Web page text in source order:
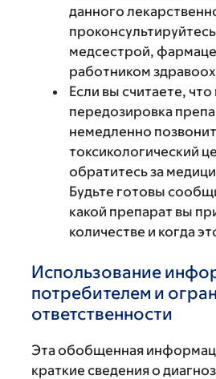
данного
медсестрой,
работником
Если вы считаете,
передозировка
немедленно
токсикологический
обратитесь за
Будьте готовы
какой препарат вы
количестве и когда
Использование
потребителем и
ответственности
Эта обобщенная
краткие сведения о